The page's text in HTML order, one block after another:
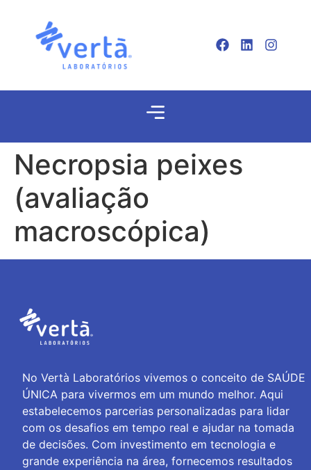
Necropsia peixes
(avaliação
macroscópica)
No Vertà Laboratórios vivemos o conceito de SAÚDE
ÚNICA para vivermos em um mundo melhor. Aqui
estabelecemos parcerias personalizadas para lidar
com os desafios em tempo real e ajudar na tomada
de decisões. Com investimento em tecnologia e
grande experiência na área, fornecemos resultados